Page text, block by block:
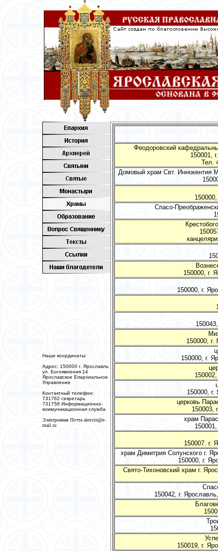
Наши координаты:
Адрес: 150000 г. Ярославль
ул. Богоявления 14
Ярославское Епархиальное
Управление
Контактный телефон:
731762 секретарь
731758 Информационно-
коммуникационная служба
Электронная Почта alexvin@e-
mail.ru
Феодоровский
150001,
Тел.
Домовый храм Свт. Иннокентия
Спасо-
150000, г.
150000, г.
150000,
150000, г.
150000,
церковь
150003,
храм
150007. г.
храм Димитрия Солунского г.
150000, г.
Свято-Тихоновский храм г.
150042, г.
150019, г.